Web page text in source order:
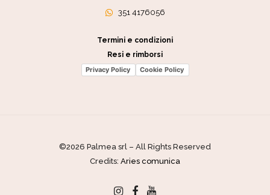
351 4176056
Termini e condizioni
Resi e rimborsi
Privacy Policy
Cookie Policy
©2026 Palmea srl – All Rights Reserved
Credits: Aries comunica